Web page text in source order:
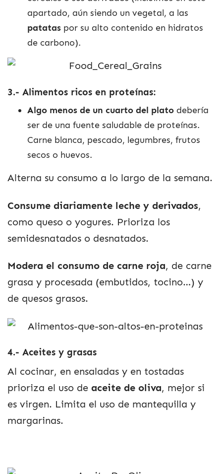
apartado, aún siendo un vegetal, a las
patatas por su alto contenido en hidratos
de carbono).
3.- Alimentos ricos en proteínas:
Algo menos de un cuarto del plato debería
ser de una fuente saludable de proteínas.
Carne blanca, pescado, legumbres, frutos
secos o huevos.
Alterna su consumo a lo largo de la semana.
Consume diariamente leche y derivados,
como queso o yogures. Prioriza los
semidesnatados o desnatados.
Modera el consumo de carne roja, de carne
grasa y procesada (embutidos, tocino…) y
de quesos grasos.
4.- Aceites y grasas
Al cocinar, en ensaladas y en tostadas
prioriza el uso de aceite de oliva, mejor si
es virgen. Limita el uso de mantequilla y
margarinas.